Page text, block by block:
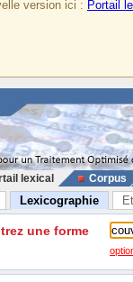
version ici : Portail
lexical Corpus
Lexicographie
une forme